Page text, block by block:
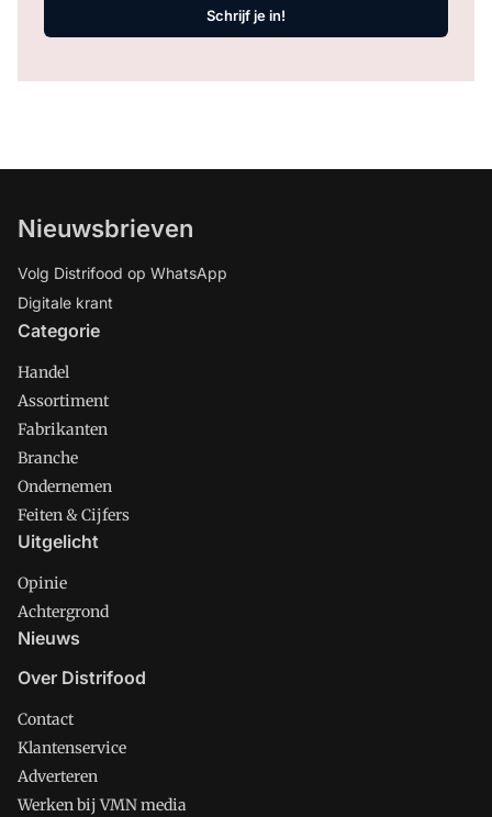
Schrijf je in!
Nieuwsbrieven
Volg Distrifood op WhatsApp
Digitale krant
Categorie
Handel
Assortiment
Fabrikanten
Branche
Ondernemen
Feiten & Cijfers
Uitgelicht
Opinie
Achtergrond
Nieuws
Over Distrifood
Contact
Klantenservice
Adverteren
Werken bij VMN media